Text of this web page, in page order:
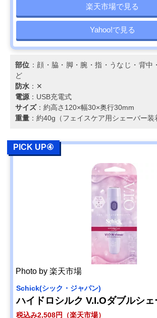
楽天市場で見る
Yahoo!で見る
部位 ：顔・脇・脚・腕・指・うなじ・背中
ど
防水 ：✕
電源：USB充電式
サイズ：約高さ120×幅30×奥行30mm
重量 ：約40g（フェイスケア用シェーバー装
PICK UP④
Photo by 楽天市場
‎Schick(シック・ジャパン)
ハイドロシルク V.I.Oダブルシェ
税込み2,508円（楽天市場）